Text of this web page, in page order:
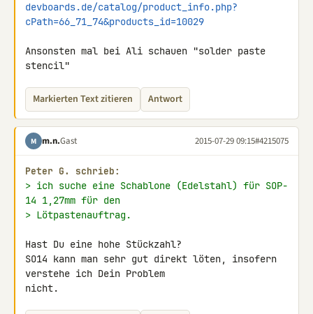
devboards.de/catalog/product_info.php?
cPath=66_71_74&products_id=10029
Ansonsten mal bei Ali schauen "solder paste
stencil"
Markierten Text zitieren Antwort
M m.n.Gast 2015-07-29 09:15#4215075
Peter G. schrieb:
> ich suche eine Schablone (Edelstahl) für SOP-
14 1,27mm für den
> Lötpastenauftrag.
Hast Du eine hohe Stückzahl?
SO14 kann man sehr gut direkt löten, insofern
verstehe ich Dein Problem
nicht.